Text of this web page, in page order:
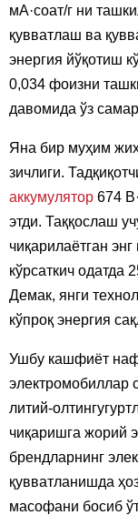
мА·соат/г ни
қувватлаш ва
энергия йўқотиш
0,034 фоизни
давомида ўз
Яна бир муҳим
зичлиги.
аккумулятор 674
этди. Таққослаш
чиқарилаётган
кўрсаткич одатда
Демак, янги
кўпроқ энергия
Ушбу кашфиёт
электромобиллар
литий-
чиқаришга жорий
брендларнинг
қувватланишда
масофани босиб